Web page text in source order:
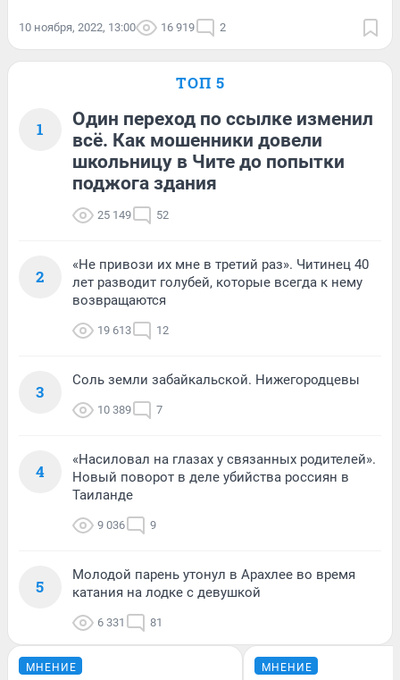
10 ноября, 2022, 13:00 16 919 2
ТОП 5
1
Один переход по ссылке изменил
всё. Как мошенники довели
школьницу в Чите до попытки
поджога здания
25 149 52
2
«Не привози их мне в третий раз». Читинец 40
лет разводит голубей, которые всегда к нему
возвращаются
19 613 12
3
Соль земли забайкальской. Нижегородцевы
10 389 7
4
«Насиловал на глазах у связанных родителей».
Новый поворот в деле убийства россиян в
Таиланде
9 036 9
5
Молодой парень утонул в Арахлее во время
катания на лодке с девушкой
6 331 81
МНЕНИЕ МНЕНИЕ